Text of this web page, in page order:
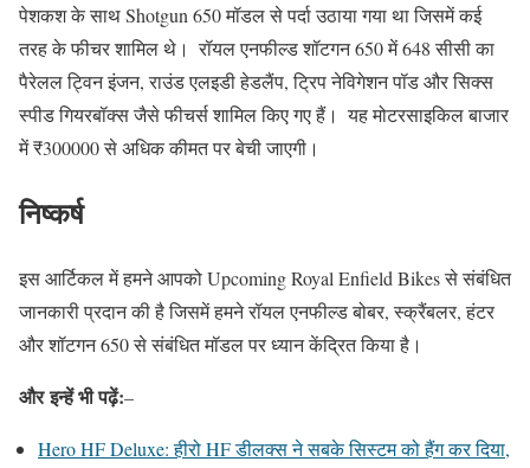
पेशकश के साथ Shotgun 650 मॉडल से पर्दा उठाया गया था जिसमें कई
तरह के फीचर शामिल थे। ‌ रॉयल एनफील्ड शॉटगन 650 में 648 सीसी का
पैरेलल ट्विन इंजन, राउंड एलइडी हेडलैंप, ट्रिप नेविगेशन पॉड और सिक्स
स्पीड गियरबॉक्स जैसे फीचर्स शामिल किए गए हैं। ‌ यह मोटरसाइकिल बाजार
में ₹300000 से अधिक कीमत पर बेची जाएगी।
निष्कर्ष
इस आर्टिकल में हमने आपको Upcoming Royal Enfield Bikes से संबंधित
जानकारी प्रदान की है जिसमें हमने रॉयल एनफील्ड बोबर, स्क्रैंबलर, हंटर
और शॉटगन 650 से संबंधित मॉडल पर ध्यान केंद्रित किया है।
और इन्हें भी पढ़ें:–
Hero HF Deluxe: हीरो HF डीलक्स ने सबके सिस्टम को हैंग कर दिया,